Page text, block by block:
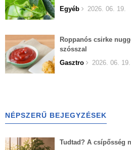
Egyéb 2026. 06. 19.
Roppanós csirke
szósszal
Gasztro
2026. 06. 19.
NÉPSZERŰ BEJEGYZÉSEK
Tudtad? A csípősség